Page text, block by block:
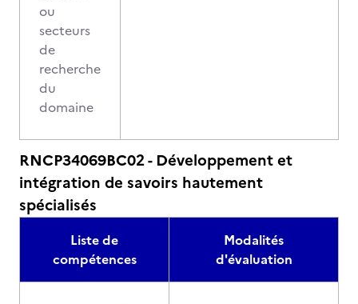
ou
secteurs
de
recherche
du
domaine
RNCP34069BC02 - Développement et
intégration de savoirs hautement
spécialisés
Liste de
compétences
Modalités
d'évaluation